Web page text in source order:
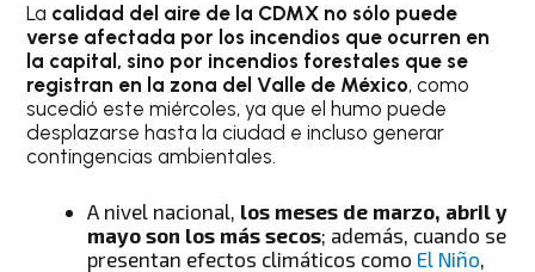
La calidad del aire de la CDMX no sólo puede
verse afectada por los incendios que ocurren en
la capital, sino por incendios forestales que se
registran en la zona del Valle de México, como
sucedió este miércoles, ya que el humo puede
desplazarse hasta la ciudad e incluso generar
contingencias ambientales.
A nivel nacional, los meses de marzo, abril y
mayo son los más secos; además, cuando se
presentan efectos climáticos como El Niño